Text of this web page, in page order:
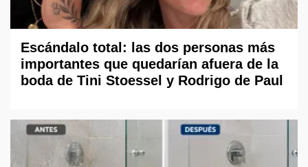
Escándalo total: las dos personas más
importantes que quedarían afuera de la
boda de Tini Stoessel y Rodrigo de Paul